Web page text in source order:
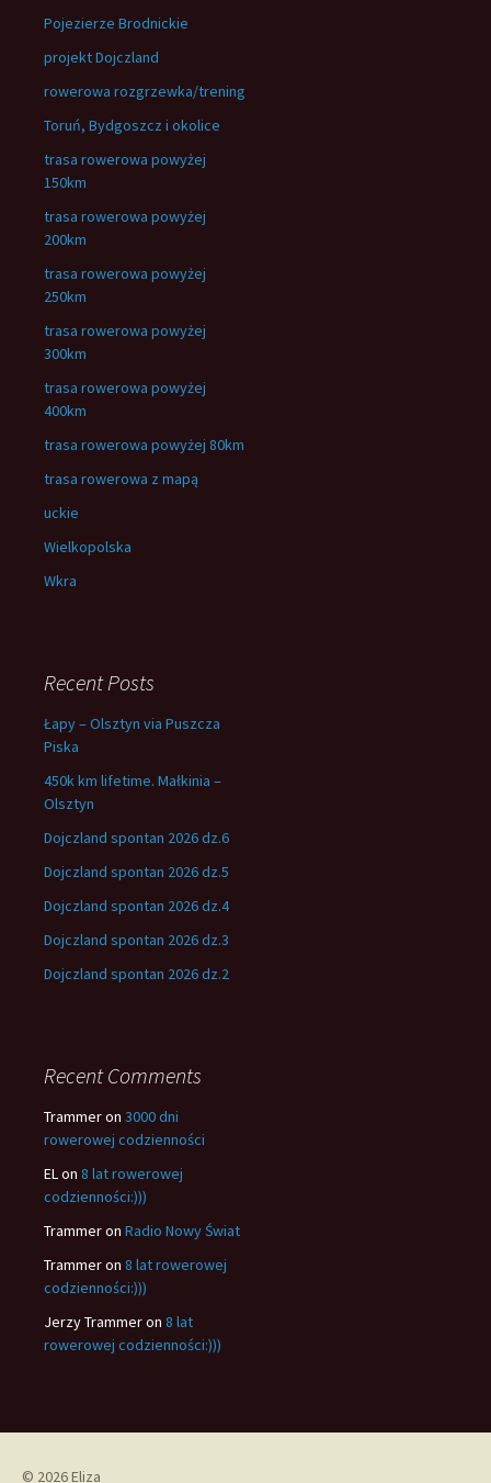
Pojezierze Brodnickie
projekt Dojczland
rowerowa rozgrzewka/trening
Toruń, Bydgoszcz i okolice
trasa rowerowa powyżej
150km
trasa rowerowa powyżej
200km
trasa rowerowa powyżej
250km
trasa rowerowa powyżej
300km
trasa rowerowa powyżej
400km
trasa rowerowa powyżej 80km
trasa rowerowa z mapą
uckie
Wielkopolska
Wkra
Recent Posts
Łapy – Olsztyn via Puszcza
Piska
450k km lifetime. Małkinia –
Olsztyn
Dojczland spontan 2026 dz.6
Dojczland spontan 2026 dz.5
Dojczland spontan 2026 dz.4
Dojczland spontan 2026 dz.3
Dojczland spontan 2026 dz.2
Recent Comments
Trammeron 3000 dni
rowerowej codzienności
ELon 8 lat rowerowej
codzienności:)))
Trammeron Radio Nowy Świat
Trammeron 8 lat rowerowej
codzienności:)))
Jerzy Trammeron 8 lat
rowerowej codzienności:)))
© 2026 Eliza